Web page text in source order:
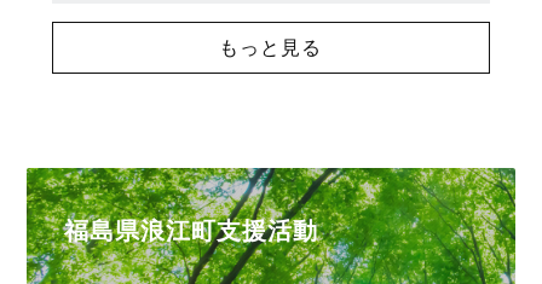
もっと見る
福島県浪江町支援活動